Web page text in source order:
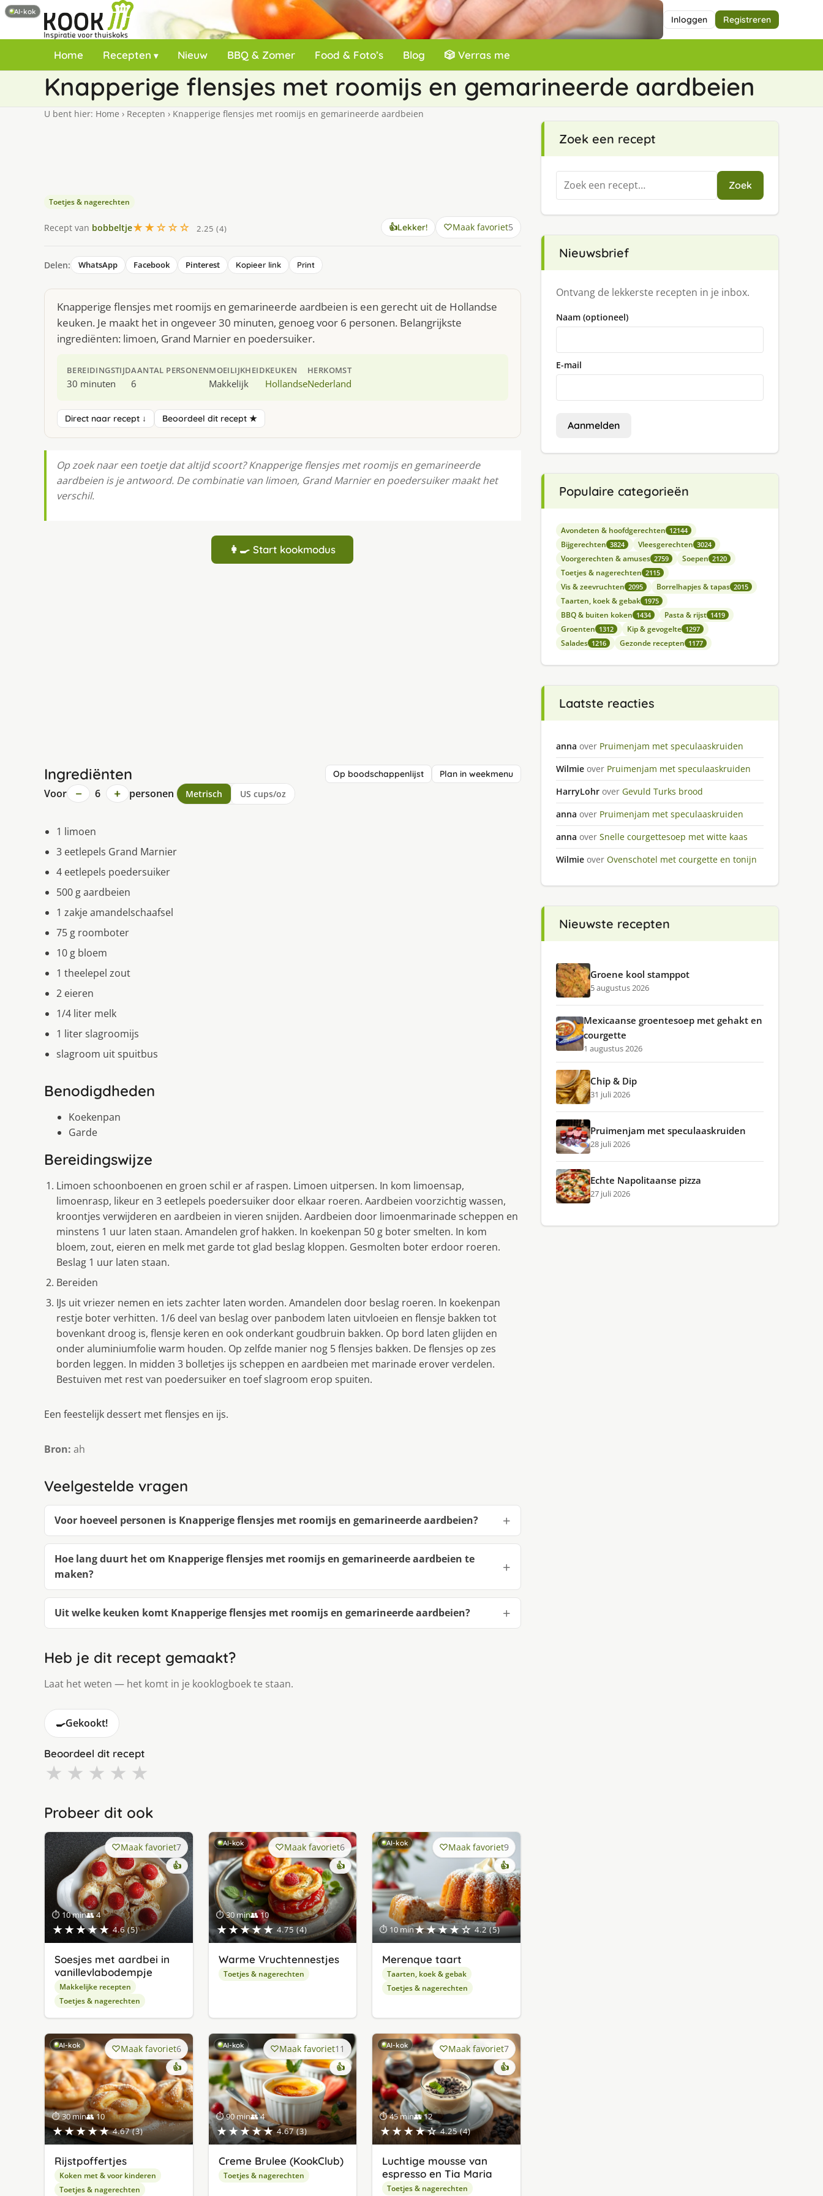
Inloggen Registreren
Home Recepten Nieuw BBQ & Zomer Food & Foto’s Blog 🎲 Verras me
Knapperige flensjes met roomijs en gemarineerde aardbeien
U bent hier: Home › Recepten › Knapperige flensjes met roomijs en gemarineerde aardbeien
Toetjes & nagerechten
Recept van bobbeltje★★☆☆☆ 2.25 (4) 👍Lekker! Maak favoriet5
Delen: WhatsApp Facebook Pinterest Kopieer link Print
Knapperige flensjes met roomijs en gemarineerde aardbeien is een gerecht uit de Hollandse
keuken. Je maakt het in ongeveer 30 minuten, genoeg voor 6 personen. Belangrijkste
ingrediënten: limoen, Grand Marnier en poedersuiker.
BEREIDINGSTIJD
30 minuten
AANTAL PERSONEN
6
MOEILIJKHEID
Makkelijk
KEUKEN
Hollandse
HERKOMST
Nederland
Direct naar recept ↓ Beoordeel dit recept ★
Op zoek naar een toetje dat altijd scoort? Knapperige flensjes met roomijs en gemarineerde
aardbeien is je antwoord. De combinatie van limoen, Grand Marnier en poedersuiker maakt het
verschil.
👩‍🍳 Start kookmodus
Ingrediënten Op boodschappenlijst Plan in weekmenu
Voor − 6 + personen Metrisch US cups/oz
1 limoen
3 eetlepels Grand Marnier
4 eetlepels poedersuiker
500 g aardbeien
1 zakje amandelschaafsel
75 g roomboter
10 g bloem
1 theelepel zout
2 eieren
1/4 liter melk
1 liter slagroomijs
slagroom uit spuitbus
Benodigdheden
Koekenpan
Garde
Bereidingswijze
Limoen schoonboenen en groen schil er af raspen. Limoen uitpersen. In kom limoensap,
limoenrasp, likeur en 3 eetlepels poedersuiker door elkaar roeren. Aardbeien voorzichtig wassen,
kroontjes verwijderen en aardbeien in vieren snijden. Aardbeien door limoenmarinade scheppen en
minstens 1 uur laten staan. Amandelen grof hakken. In koekenpan 50 g boter smelten. In kom
bloem, zout, eieren en melk met garde tot glad beslag kloppen. Gesmolten boter erdoor roeren.
Beslag 1 uur laten staan.
Bereiden
IJs uit vriezer nemen en iets zachter laten worden. Amandelen door beslag roeren. In koekenpan
restje boter verhitten. 1/6 deel van beslag over panbodem laten uitvloeien en flensje bakken tot
bovenkant droog is, flensje keren en ook onderkant goudbruin bakken. Op bord laten glijden en
onder aluminiumfolie warm houden. Op zelfde manier nog 5 flensjes bakken. De flensjes op zes
borden leggen. In midden 3 bolletjes ijs scheppen en aardbeien met marinade erover verdelen.
Bestuiven met rest van poedersuiker en toef slagroom erop spuiten.
Een feestelijk dessert met flensjes en ijs.
Bron: ah
Veelgestelde vragen
Voor hoeveel personen is Knapperige flensjes met roomijs en gemarineerde aardbeien?
Hoe lang duurt het om Knapperige flensjes met roomijs en gemarineerde aardbeien te
maken?
Uit welke keuken komt Knapperige flensjes met roomijs en gemarineerde aardbeien?
Heb je dit recept gemaakt?
Laat het weten — het komt in je kooklogboek te staan.
🍳Gekookt!
Beoordeel dit recept
★ ★ ★ ★ ★
Probeer dit ook
⏱ 10 min👥 4
★★★★★ 4.6 (5)
Maak favoriet7
👍
Soesjes met aardbei in
vanillevlabodempje
Makkelijke recepten
Toetjes & nagerechten
AI-kok
⏱ 30 min👥 10
★★★★★ 4.75 (4)
Maak favoriet6
👍
Warme Vruchtennestjes
Toetjes & nagerechten
AI-kok
⏱ 10 min★★★★☆ 4.2 (5)
Maak favoriet9
👍
Merenque taart
Taarten, koek & gebak
Toetjes & nagerechten
AI-kok
⏱ 30 min👥 10
★★★★★ 4.67 (3)
Maak favoriet6
👍
Rijstpoffertjes
Koken met & voor kinderen
Toetjes & nagerechten
AI-kok
⏱ 90 min👥 4
★★★★★ 4.67 (3)
Maak favoriet11
👍
Creme Brulee (KookClub)
Toetjes & nagerechten
AI-kok
⏱ 45 min👥 12
★★★★☆ 4.25 (4)
Maak favoriet7
👍
Luchtige mousse van
espresso en Tia Maria
Toetjes & nagerechten
Zoek een recept
Zoeken
naar:
Zoek
Nieuwsbrief
Ontvang de lekkerste recepten in je inbox.
Naam (optioneel)
E-mail
Aanmelden
Populaire categorieën
Avondeten & hoofdgerechten 12144
Bijgerechten 3824 Vleesgerechten 3024
Voorgerechten & amuses 2759 Soepen 2120
Toetjes & nagerechten 2115
Vis & zeevruchten 2095 Borrelhapjes & tapas 2015
Taarten, koek & gebak 1975
BBQ & buiten koken 1434 Pasta & rijst 1419
Groenten 1312 Kip & gevogelte 1297
Salades 1216 Gezonde recepten 1177
Laatste reacties
anna over Pruimenjam met speculaaskruiden
Wilmie over Pruimenjam met speculaaskruiden
HarryLohr over Gevuld Turks brood
anna over Pruimenjam met speculaaskruiden
anna over Snelle courgettesoep met witte kaas
Wilmie over Ovenschotel met courgette en tonijn
Nieuwste recepten
Groene kool stamppot
5 augustus 2026
Mexicaanse groentesoep met gehakt en
courgette
1 augustus 2026
Chip & Dip
31 juli 2026
Pruimenjam met speculaaskruiden
28 juli 2026
AI-kok
Echte Napolitaanse pizza
27 juli 2026